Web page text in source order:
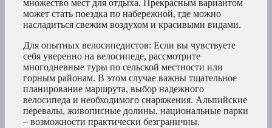
множество мест для отдыха. Прекрасным вариантом
может стать поездка по набережной, где можно
насладиться свежим воздухом и красивыми видами.
Для опытных велосипедистов: Если вы чувствуете
себя уверенно на велосипеде, рассмотрите
многодневные туры по сельской местности или
горным районам. В этом случае важны тщательное
планирование маршрута, выбор надежного
велосипеда и необходимого снаряжения. Альпийские
перевалы, живописные долины, национальные парки
– возможности практически безграничны.